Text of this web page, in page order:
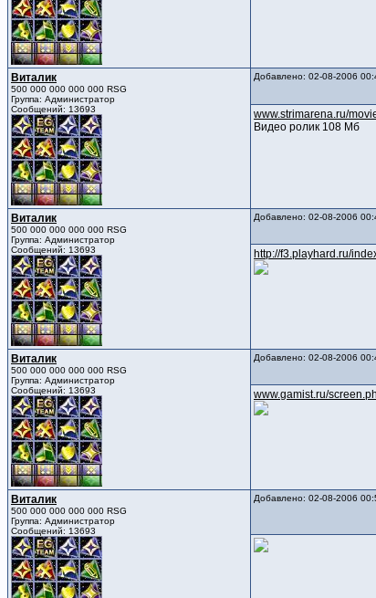
Виталик
500 000 000 000 000 RSG
Группа: Администратор
Сообщений: 13693
Добавлено: 02-08-2006
www.strimarena.ru/
Видео ролик 108 Мб
Виталик
500 000 000 000 000 RSG
Группа: Администратор
Сообщений: 13693
Добавлено: 02-08-2006
http://f3.playhard.ru/
Виталик
500 000 000 000 000 RSG
Группа: Администратор
Сообщений: 13693
Добавлено: 02-08-2006
www.gamist.ru/
Виталик
500 000 000 000 000 RSG
Группа: Администратор
Сообщений: 13693
Добавлено: 02-08-2006